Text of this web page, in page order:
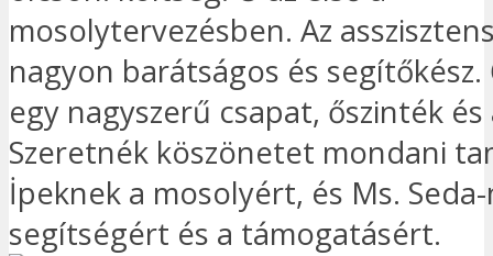
mosolytervezésben. Az
nagyon barátságos és
egy nagyszerű csapat, őszinték
Szeretnék köszönetet mondani
İpeknek a mosolyért, és Ms.
segítségért és a támogatásért.